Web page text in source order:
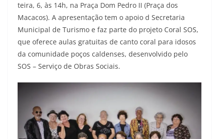
teira, 6, às 14h, na Praça Dom Pedro II (Praça dos
Macacos). A apresentação tem o apoio d Secretaria
Municipal de Turismo e faz parte do projeto Coral SOS,
que oferece aulas gratuitas de canto coral para idosos
da comunidade poços caldenses, desenvolvido pelo
SOS – Serviço de Obras Sociais.